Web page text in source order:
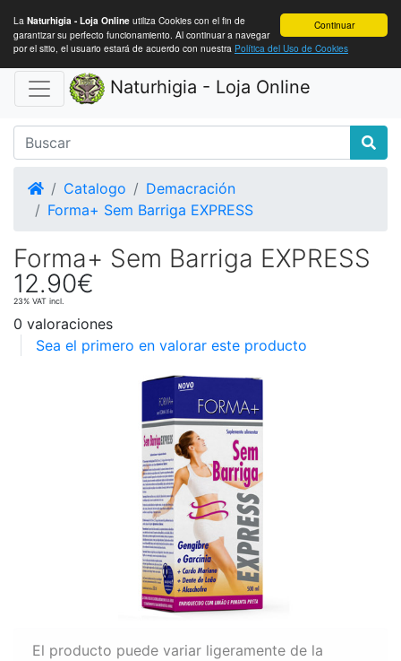
Continuar
La Naturhigia - Loja Online utiliza Cookies con el fin de
garantizar su perfecto funcionamiento. Al continuar a navegar
por el sitio, el usuario estará de acuerdo con nuestra Política del Uso de Cookies
Naturhigia - Loja Online
HomeCatalogo
Demacración
Forma+ Sem Barriga EXPRESS
Forma+ Sem Barriga EXPRESS
12.90€
23% VAT incl.
0 valoraciones
Sea el primero en valorar este producto
El producto puede variar ligeramente de la